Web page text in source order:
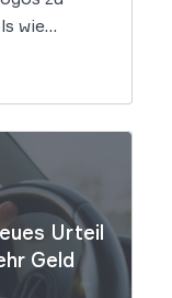
wie
von
Das
und das
Urteil
Geld